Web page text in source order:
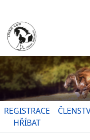
REGISTRACE
HŘÍBAT